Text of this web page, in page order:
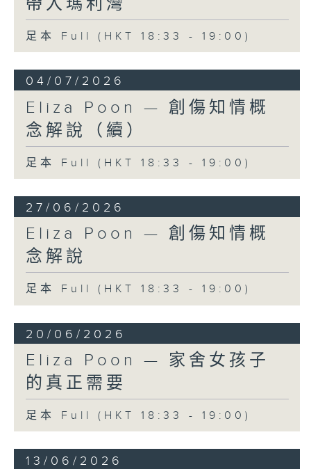
帶入瑪利灣
足本 Full (HKT 18:33 - 19:00)
04/07/2026
Eliza Poon — 創傷知情概
念解說（續）
足本 Full (HKT 18:33 - 19:00)
27/06/2026
Eliza Poon — 創傷知情概
念解說
足本 Full (HKT 18:33 - 19:00)
20/06/2026
Eliza Poon — 家舍女孩子
的真正需要
足本 Full (HKT 18:33 - 19:00)
13/06/2026